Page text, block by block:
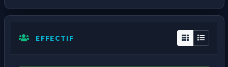
EFFECTIF